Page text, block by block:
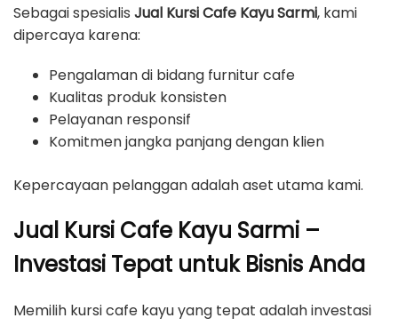
Sebagai spesialis Jual Kursi Cafe Kayu Sarmi, kami
dipercaya karena:
Pengalaman di bidang furnitur cafe
Kualitas produk konsisten
Pelayanan responsif
Komitmen jangka panjang dengan klien
Kepercayaan pelanggan adalah aset utama kami.
Jual Kursi Cafe Kayu Sarmi –
Investasi Tepat untuk Bisnis Anda
Memilih kursi cafe kayu yang tepat adalah investasi